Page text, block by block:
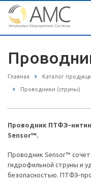
Главная Каталог
Проводники (струны)
Проводник ПТФЭ-
Sensor™.
Проводник Sensor™
гидрофильной струны и
безопасностью. ПТФЭ-